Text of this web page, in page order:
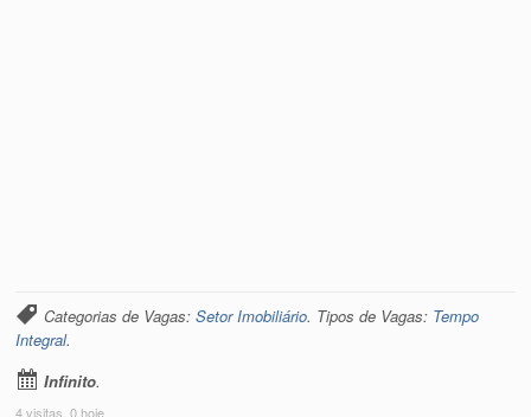
Categorias de Vagas:Setor Imobiliário. Tipos de Vagas: Tempo
Integral.
Infinito.
4 visitas, 0 hoje